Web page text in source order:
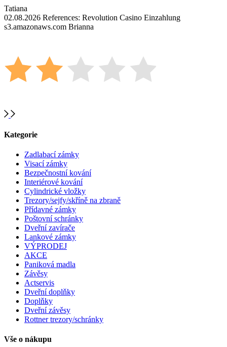
Tatiana
02.08.2026 References: Revolution Casino Einzahlung
s3.amazonaws.com Brianna
Kategorie
Zadlabací zámky
Visací zámky
Bezpečnostní kování
Interiérové kování
Cylindrické vložky
Trezory/sejfy/skříně na zbraně
Přídavné zámky
Poštovní schránky
Dveřní zavírače
Lankové zámky
VÝPRODEJ
AKCE
Paniková madla
Závěsy
Actservis
Dveřní doplňky
Doplňky
Dveřní závěsy
Rottner trezory/schránky
Vše o nákupu